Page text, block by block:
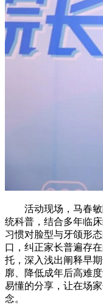
活动现场，马春敏
统科普，结合多年临
习惯对脸型与牙颌形
口，纠正家长普遍存
托，深入浅出阐释早
廓、降低成年后高难
易懂的分享，让在场
念。